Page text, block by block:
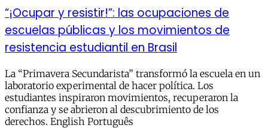
“¡Ocupar y resistir!”: las ocupaciones de
escuelas públicas y los movimientos de
resistencia estudiantil en Brasil
La “Primavera Secundarista” transformó la escuela en un
laboratorio experimental de hacer política. Los
estudiantes inspiraron movimientos, recuperaron la
confianza y se abrieron al descubrimiento de los
derechos. English Português